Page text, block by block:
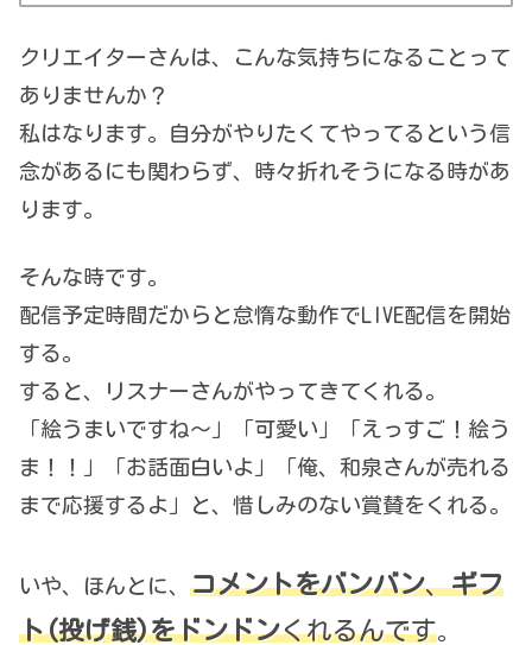
クリエイターさんは、こんな気持ちになることって
ありませんか？
私はなります。自分がやりたくてやってるという信
念があるにも関わらず、時々折れそうになる時があ
ります。
そんな時です。
配信予定時間だからと怠惰な動作でLIVE配信を開始
する。
すると、リスナーさんがやってきてくれる。
「絵うまいですね～」「可愛い」「えっすご！絵う
ま！！」「お話面白いよ」「俺、和泉さんが売れる
まで応援するよ」と、惜しみのない賞賛をくれる。
いや、ほんとに、 コメントをバンバン、ギフ
ト(投げ銭)をドンドンくれるんです。